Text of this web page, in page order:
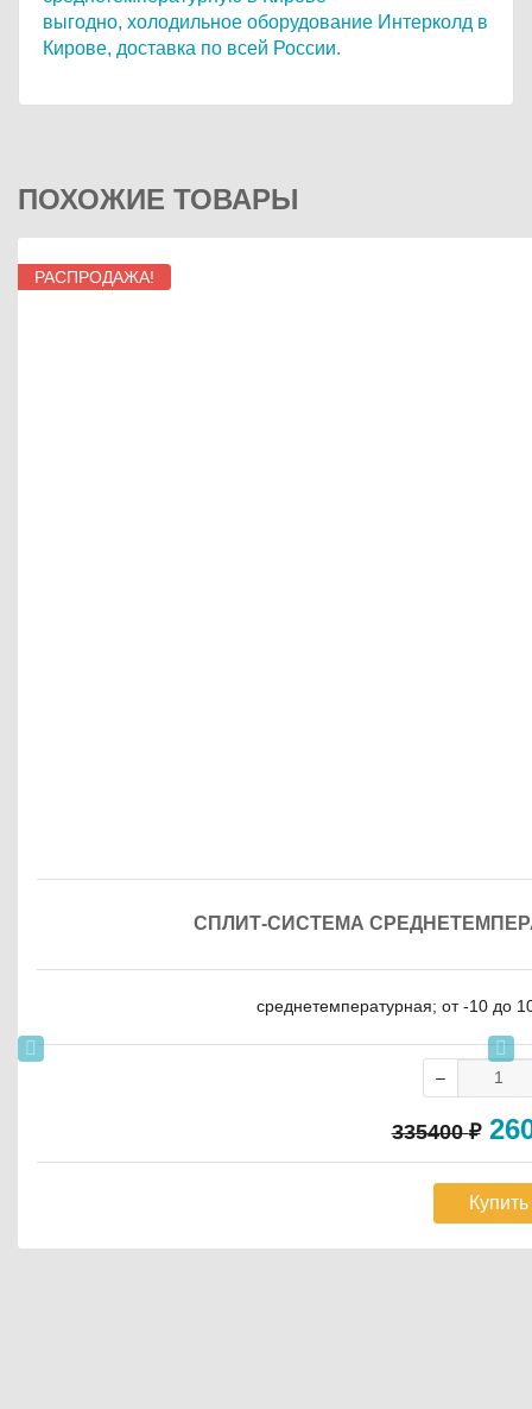
выгодно, холодильное оборудование Интерколд в
Кирове, доставка по всей России.
ПОХОЖИЕ ТОВАРЫ
РАСПРОДАЖА!
СПЛИТ-СИСТЕМА
среднетемпературная; от -10 до
335400₽
Купить